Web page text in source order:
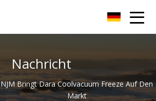
Nachricht
NJM Bringt Dara Coolvacuum Freeze Auf Den
Markt